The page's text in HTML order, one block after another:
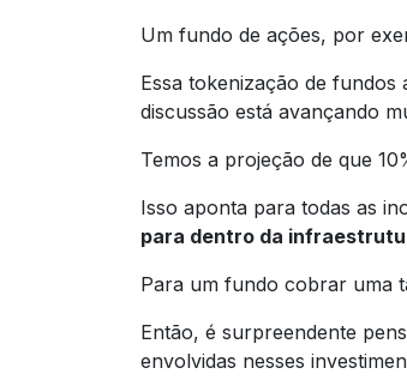
Um fundo de ações, por
Essa tokenização de fundos
discussão está avançando
Temos a projeção de que
Isso aponta para todas as
para dentro da
Para um fundo cobrar uma
Então, é surpreendente
envolvidas nesses